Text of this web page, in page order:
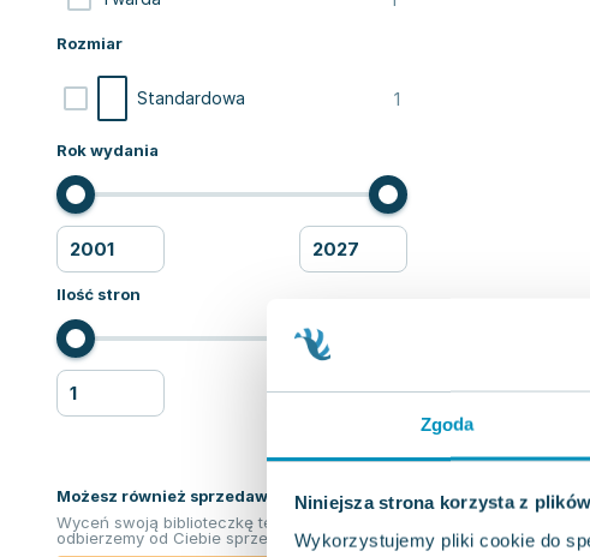
Zgoda
Niniejsza strona korzysta z
Wykorzystujemy pliki cookie do
Rozmiar
Standardowa 1
Rok wydania
Ilość stron
Możesz również sprzedawać ksiązki!
Wyceń swoją biblioteczkę teraz. Odkupimy i
odbierzemy od Ciebie sprzedane książki.